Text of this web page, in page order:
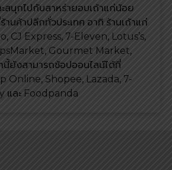
สนุกไปกับสาหร่ายอบเถ้าแก่น้อย
านค้าปลีกทั่วประเทศ อาทิ ร้านเถ้าแก่
CJ Express, 7-Eleven, Lotus’s,
Gourmet Market,
นี้ยังสามารถช้อปออนไลน์ได้ที่
Online, Shopee, Lazada, 7-
และ Foodpanda